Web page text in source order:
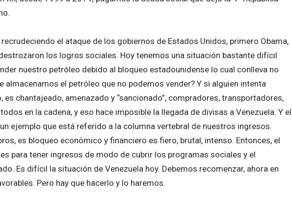
el ataque de los gobiernos de Estados Unidos, primero Obama,
los logros sociales. Hoy tenemos una situación bastante difícil
nuestro petróleo debido al bloqueo estadounidense lo cual conlleva no
almacenamos el petróleo que no podemos vender? Y si alguien intenta
es chantajeado, amenazado y “sancionado”, compradores, transportadores,
en la cadena, y eso hace imposible la llegada de divisas a Venezuela. Y el
ejemplo que está referido a la columna vertebral de nuestros ingresos.
es bloqueo económico y financiero es fiero, brutal, intenso. Entonces, el
para tener ingresos de modo de cubrir los programas sociales y el
Es difícil la situación de Venezuela hoy. Debemos recomenzar, ahora en
Pero hay que hacerlo y lo haremos.